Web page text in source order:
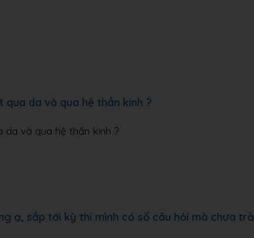
da và qua hệ thần kinh ?
da và qua hệ thần kinh ?
ạ, sắp tới kỳ thi mình có số câu hỏi mà chưa trả